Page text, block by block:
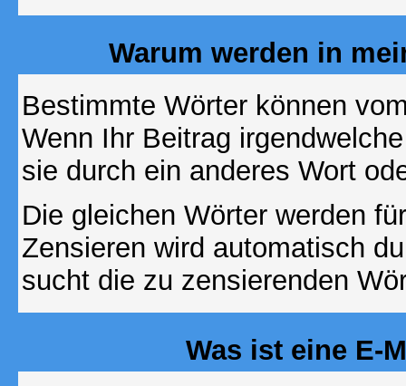
Warum werden in
Bestimmte Wörter können
Wenn Ihr Beitrag
sie durch ein anderes Wort
Die gleichen Wörter werden
Zensieren wird automatisch
sucht die zu zensierenden
Was ist eine E-